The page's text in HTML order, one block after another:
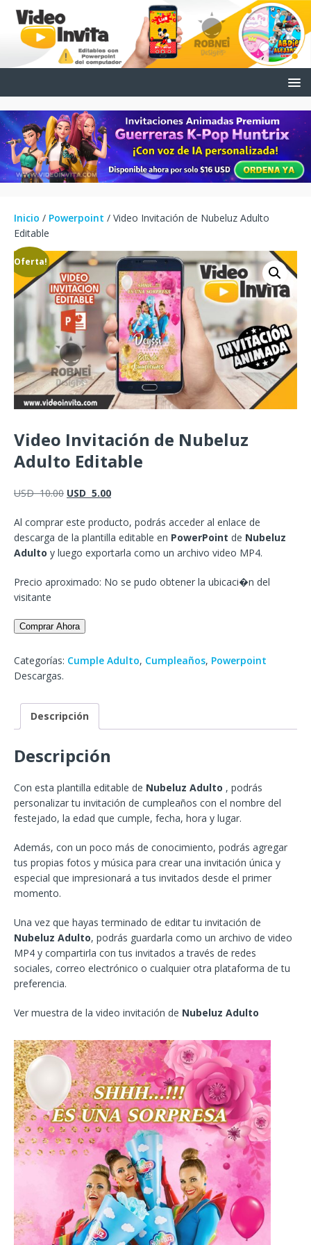
Inicio / Powerpoint / Video Invitación de Nubeluz Adulto
Editable
¡Oferta!
Video Invitación de Nubeluz
Adulto Editable
USD10.00 USD 5.00
Al comprar este producto, podrás acceder al enlace de
descarga de la plantilla editable en PowerPoint de Nubeluz
Adulto y luego exportarla como un archivo video MP4.
Precio aproximado: No se pudo obtener la ubicaci�n del
visitante
Comprar Ahora
Categorías: Cumple Adulto, Cumpleaños, Powerpoint
Descargas.
Descripción
Descripción
Con esta plantilla editable de Nubeluz Adulto , podrás
personalizar tu invitación de cumpleaños con el nombre del
festejado, la edad que cumple, fecha, hora y lugar.
Además, con un poco más de conocimiento, podrás agregar
tus propias fotos y música para crear una invitación única y
especial que impresionará a tus invitados desde el primer
momento.
Una vez que hayas terminado de editar tu invitación de
Nubeluz Adulto, podrás guardarla como un archivo de video
MP4 y compartirla con tus invitados a través de redes
sociales, correo electrónico o cualquier otra plataforma de tu
preferencia.
Ver muestra de la video invitación de Nubeluz Adulto